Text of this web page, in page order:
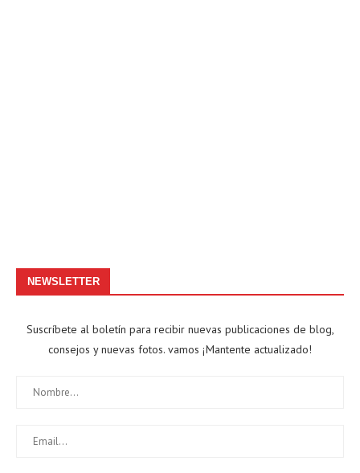
NEWSLETTER
Suscríbete al boletín para recibir nuevas publicaciones de blog,
consejos y nuevas fotos. vamos ¡Mantente actualizado!